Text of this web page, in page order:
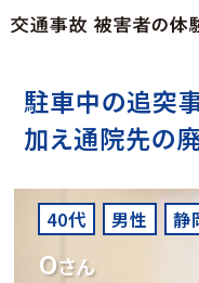
駐車中の追突
加え通院先の
40代 男性 静
Oさん